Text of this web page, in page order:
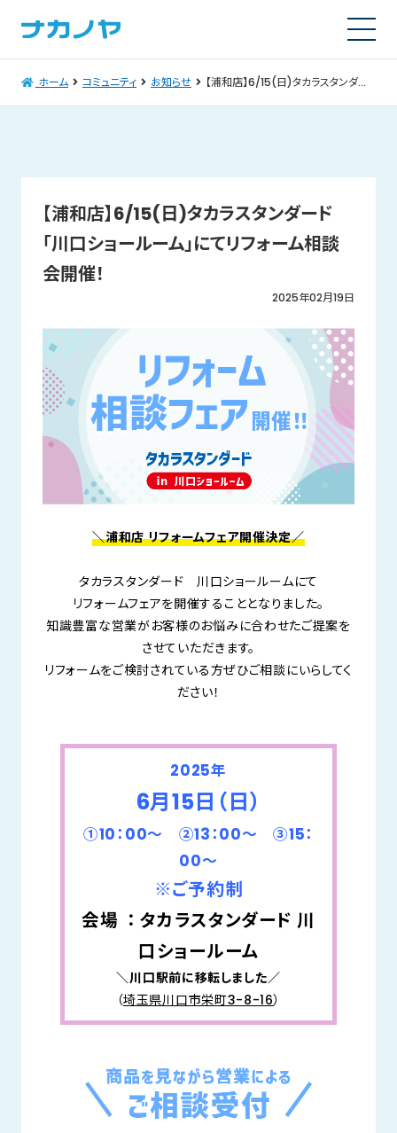
ホーム コミュニティ お知らせ 【浦和店】6/15(日)タカラスタンダード「川口ショールーム」にてリフォーム相談会開催！
【浦和店】6/15(日)タカラスタンダード
「川口ショールーム」にてリフォーム相談
会開催！
2025年02月19日
＼浦和店 リフォームフェア開催決定／
タカラスタンダード 川口ショールームにて
リフォームフェアを開催することとなりました。
知識豊富な営業がお客様のお悩みに合わせたご提案を
させていただきます。
リフォームをご検討されている方ぜひご相談にいらしてく
ださい！
2025年
6月15日（日）
①10：00～ ②13：00～ ③15：
00～
※ご予約制
会場 ： タカラスタンダード 川
口ショールーム
＼川口駅前に移転しました／
（埼玉県川口市栄町3-8-16）